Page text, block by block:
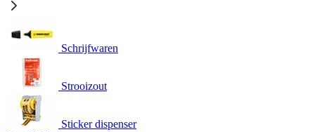
Schrijfwaren
Strooizout
Sticker dispenser